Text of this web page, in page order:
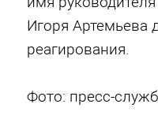
Игоря Артемьева
реагирования.
Фото: пресс-